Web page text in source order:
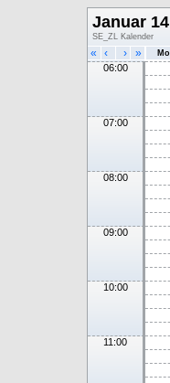
Januar
SE_ZL Kalender
« ‹ › »
06:00
07:00
08:00
09:00
10:00
11:00